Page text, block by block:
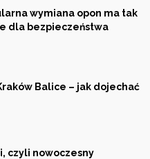
wymiana opon ma tak
dla bezpieczeństwa
Balice – jak dojechać
czyli nowoczesny